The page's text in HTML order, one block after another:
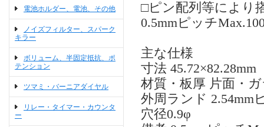
電池ホルダー、電池、その他
ノイズフィルター、スパーク
キラー
ボリューム、半固定抵抗、ポ
テンション
ツマミ・バーニアダイヤル
リレー・タイマー・カウンタ
ー
□ピン配列等により
0.5mmピッチ
主な仕様
寸法 45.72×82.28mm
材質・板厚 片面・
外周ランド 2.54mm
穴径0.9φ